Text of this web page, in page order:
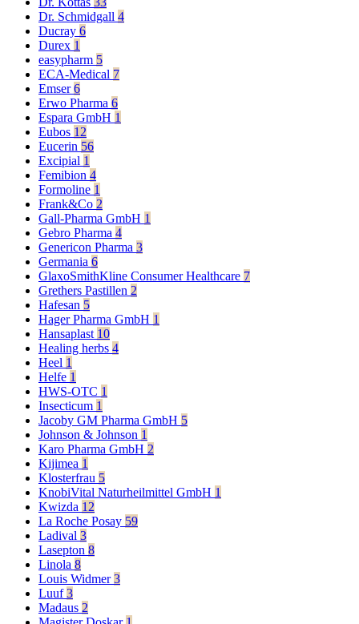
Dr. Schmidgall 4
Ducray 6
Durex 1
easypharm 5
ECA-Medical 7
Emser6
Erwo Pharma 6
Espara GmbH 1
Eubos 12
Eucerin 56
Excipial 1
Femibion 4
Formoline 1
Frank&Co 2
Gall-Pharma GmbH 1
Gebro Pharma 4
Genericon Pharma 3
Germania 6
GlaxoSmithKline Consumer Healthcare 7
Grethers Pastillen 2
Hafesan 5
Hager Pharma GmbH 1
Hansaplast 10
Healing herbs 4
Heel 1
Helfe 1
HWS-OTC 1
Insecticum 1
Jacoby GM Pharma GmbH 5
Johnson & Johnson 1
Karo Pharma GmbH 2
Kijimea 1
Klosterfrau 5
KnobiVital Naturheilmittel GmbH 1
Kwizda 12
La Roche Posay 59
Ladival 3
Lasepton 8
Linola 8
Louis Widmer3
Luuf3
Madaus 2